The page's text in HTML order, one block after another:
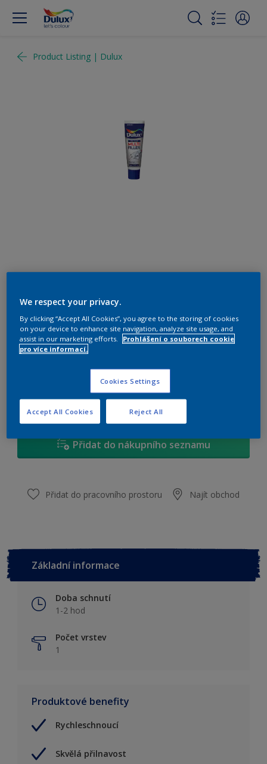
Product Listing | Dulux
Dulux tmel Multifiller
Univerzální jemný tmel
Velikost
330 g
Kalkulačka pro výpočet barvy
Vypočítat
Přidat do nákupního seznamu
Přidat do pracovního prostoru Najít obchod
Základní informace
Doba schnutí
1-2 hod
Počet vrstev
1
Produktové benefity
Rychleschnoucí
Skvělá přilnavost
We respect your privacy.
By clicking “Accept All Cookies”, you agree to the storing of cookies
on your device to enhance site navigation, analyze site usage, and
assist in our marketing efforts.
Prohlášení o souborech cookie
pro více informací.
Cookies Settings
Reject All
Accept All Cookies